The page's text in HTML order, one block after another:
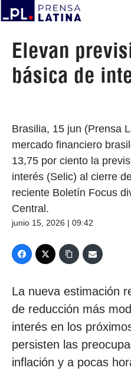
Elevan
básica de
Brasilia, 15 jun (Prensa
mercado financiero
13,75 por ciento la
interés (Selic) al cierre
reciente Boletín Focus
Central.
junio 15, 2026 | 09:42
La nueva estimación
de reducción más
interés en los
persisten las
inflación y a pocas